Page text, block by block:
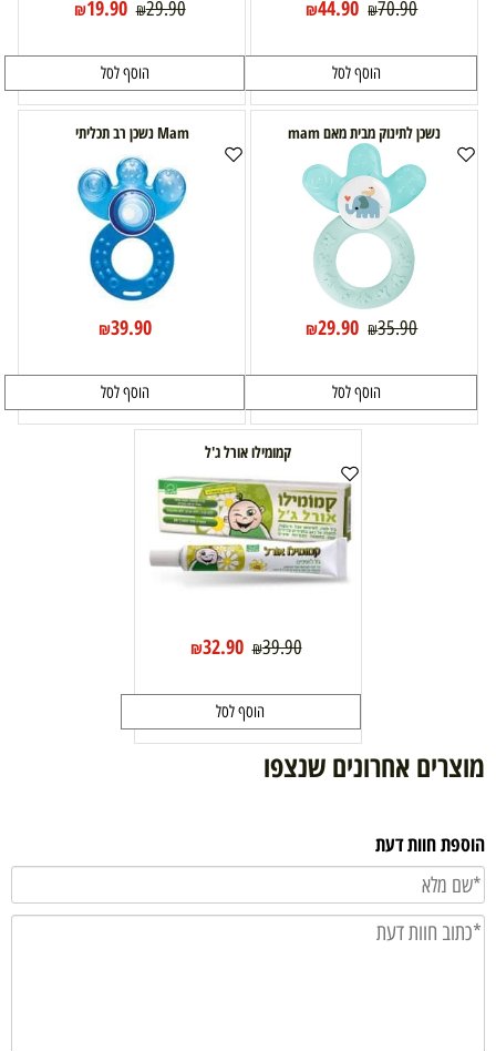
₪70.90
₪44.90
הוסף לסל
₪29.90
₪19.90
הוסף לסל
נשכן לתינוק מבית מאם mam
₪35.90
₪29.90
הוסף לסל
Mam נשכן רב תכליתי
₪39.90
הוסף לסל
קמומילו אורל ג'ל
₪39.90
₪32.90
הוסף לסל
מוצרים אחרונים שנצפו
הוספת חוות דעת